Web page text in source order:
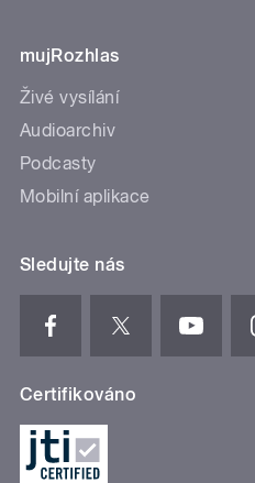
mujRozhlas
Živé vysílání
Audioarchiv
Podcasty
Mobilní aplikace
Sledujte nás
Certifikováno